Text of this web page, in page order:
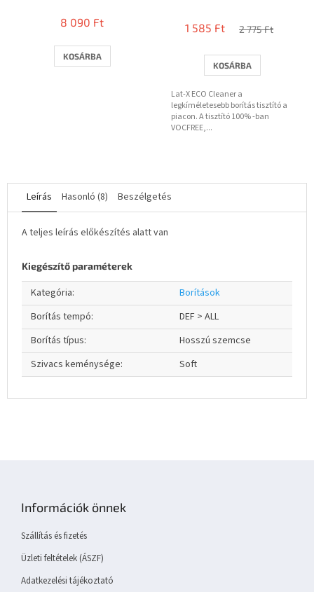
8 090 Ft
KOSÁRBA
átlagos
5-
ből
csillag.
1 585 Ft 2 775 Ft
KOSÁRBA
Lat-X ECO Cleaner a
legkíméletesebb borítás tisztító a
piacon. A tisztító 100% -ban
VOCFREE,...
Leírás Hasonló (8) Beszélgetés
A teljes leírás előkészítés alatt van
Kiegészítő paraméterek
Kategória:
Borítások
Borítás tempó:
DEF > ALL
Borítás típus:
Hosszú szemcse
Szivacs keménysége: Soft
Információk önnek
Szállítás és fizetés
Üzleti feltételek (ÁSZF)
Adatkezelési tájékoztató